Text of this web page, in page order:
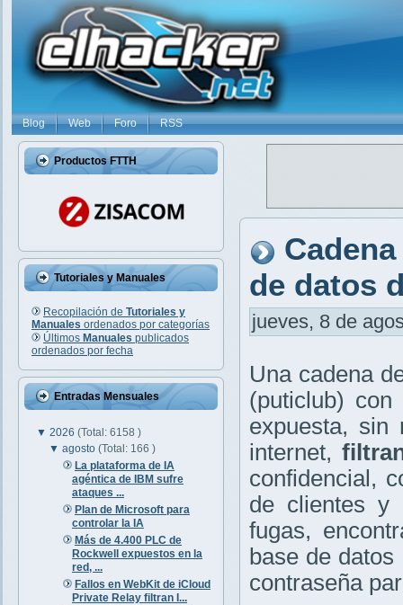
Blog Web Foro RSS
Productos FTTH
Tutoriales y Manuales
Recopilación de Tutoriales y
Manuales ordenados por categorías
Últimos Manuales publicados
ordenados por fecha
Entradas Mensuales
▼ 2026 (Total: 6158 )
▼agosto(Total: 166 )
La plataforma de IA
agéntica de IBM sufre
ataques ...
Plan de Microsoft para
controlar la IA
Más de 4.400 PLC de
Rockwell expuestos en la
red, ...
Fallos en WebKit de iCloud
Private Relay filtran I...
de datos
jueves, 8 de
Una cadena
(puticlub) con
expuesta, sin
internet,
confidencial,
de clientes y
fugas,
base de
contraseña